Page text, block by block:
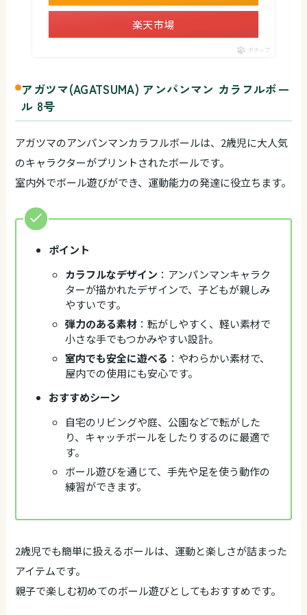
楽天市場
ポチップ
アガツマ(AGATSUMA) アンパンマン カラフルボー
ル 8号
アガツマのアンパンマンカラフルボールは、2歳児に大人気
のキャラクターがプリントされたボールです。
室内外でボール遊びができ、運動能力の発達に役立ちます。
ポイント
カラフルなデザイン ：アンパンマンキャラク
ターが描かれたデザインで、子どもが親しみ
やすいです。
弾力のある素材：転がしやすく、軽い素材で
小さな手でもつかみやすい設計。
室内でも安全に遊べる ：やわらかい素材で、
屋内での使用にも安心です。
おすすめシーン
自宅のリビングや庭、公園などで転がした
り、キャッチボールをしたりするのに最適で
す。
ボール遊びを通じて、手先や足を使う動作の
練習ができます。
2歳児でも簡単に扱えるボールは、運動と楽しさが詰まった
アイテムです。
親子で楽しむ初めてのボール遊びとしてもおすすめです。